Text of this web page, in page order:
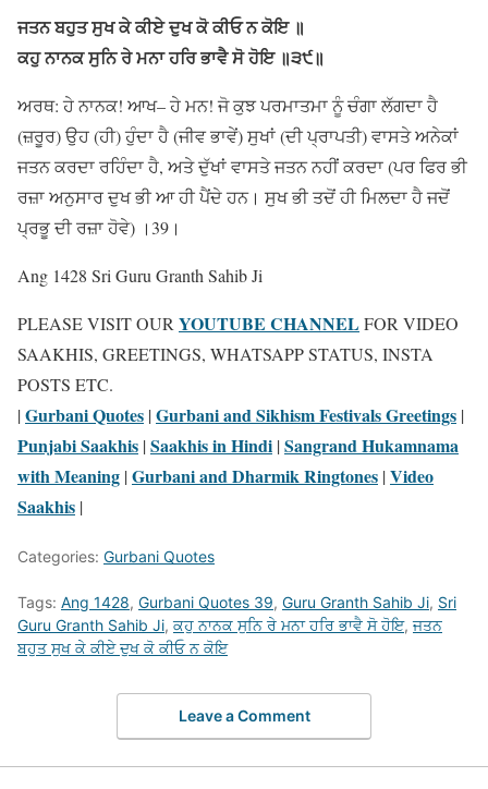
ਜਤਨ ਬਹੁਤ ਸੁਖ ਕੇ ਕੀਏ ਦੁਖ ਕੋ ਕੀਓ ਨ ਕੋਇ ॥
ਕਹੁ ਨਾਨਕ ਸੁਨਿ ਰੇ ਮਨਾ ਹਰਿ ਭਾਵੈ ਸੋ ਹੋਇ ॥੩੯॥
ਅਰਥ: ਹੇ ਨਾਨਕ! ਆਖ– ਹੇ ਮਨ! ਜੋ ਕੁਝ ਪਰਮਾਤਮਾ ਨੂੰ ਚੰਗਾ ਲੱਗਦਾ ਹੈ
(ਜ਼ਰੂਰ) ਉਹ (ਹੀ) ਹੁੰਦਾ ਹੈ (ਜੀਵ ਭਾਵੇਂ) ਸੁਖਾਂ (ਦੀ ਪ੍ਰਾਪਤੀ) ਵਾਸਤੇ ਅਨੇਕਾਂ
ਜਤਨ ਕਰਦਾ ਰਹਿੰਦਾ ਹੈ, ਅਤੇ ਦੁੱਖਾਂ ਵਾਸਤੇ ਜਤਨ ਨਹੀਂ ਕਰਦਾ (ਪਰ ਫਿਰ ਭੀ
ਰਜ਼ਾ ਅਨੁਸਾਰ ਦੁਖ ਭੀ ਆ ਹੀ ਪੈਂਦੇ ਹਨ। ਸੁਖ ਭੀ ਤਦੋਂ ਹੀ ਮਿਲਦਾ ਹੈ ਜਦੋਂ
ਪ੍ਰਭੂ ਦੀ ਰਜ਼ਾ ਹੋਵੇ) ।39।
Ang 1428 Sri Guru Granth Sahib Ji
PLEASE VISIT OUR YOUTUBE CHANNELFOR VIDEO
SAAKHIS, GREETINGS, WHATSAPP STATUS, INSTA
POSTS ETC.
|Gurbani Quotes |Gurbani and Sikhism Festivals Greetings |
Punjabi Saakhis |Saakhis in Hindi |Sangrand Hukamnama
with Meaning |Gurbani and Dharmik Ringtones |Video
Saakhis |
Categories: Gurbani Quotes
Tags: Ang 1428, Gurbani Quotes 39, Guru Granth Sahib Ji, Sri
Guru Granth Sahib Ji,ਕਹੁ ਨਾਨਕ ਸੁਨਿ ਰੇ ਮਨਾ ਹਰਿ ਭਾਵੈ ਸੋ ਹੋਇ,ਜਤਨ
ਬਹੁਤ ਸੁਖ ਕੇ ਕੀਏ ਦੁਖ ਕੋ ਕੀਓ ਨ ਕੋਇ
Leave a Comment